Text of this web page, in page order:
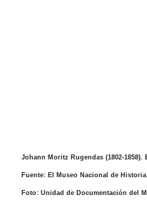
Johann Moritz Rugendas (1802-1858).
Fuente: El Museo Nacional de
Foto: Unidad de Documentación del